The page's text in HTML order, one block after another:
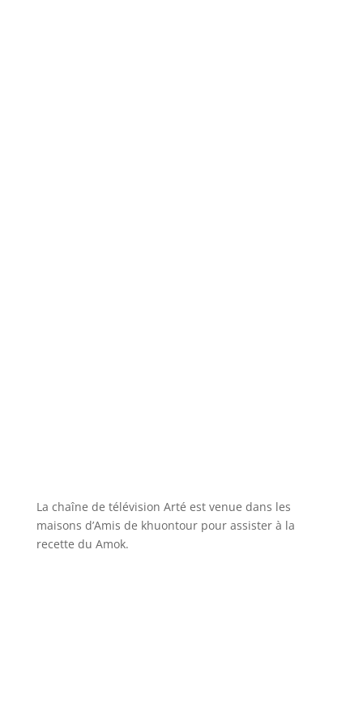
La chaîne de télévision Arté est venue dans les
maisons d’Amis de khuontour pour assister à la
recette du Amok.